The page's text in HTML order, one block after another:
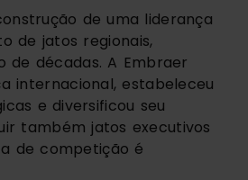
de uma liderança
de jatos regionais,
de décadas. A Embraer
internacional, estabeleceu
e diversificou seu
também jatos executivos
de competição é